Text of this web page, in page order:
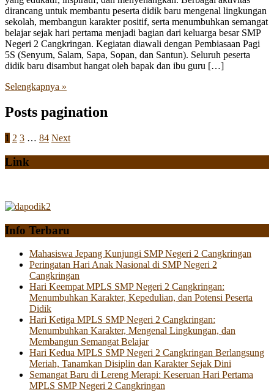
dirancang untuk membantu peserta didik baru mengenal lingkungan
sekolah, membangun karakter positif, serta menumbuhkan semangat
belajar sejak hari pertama menjadi bagian dari keluarga besar SMP
Negeri 2 Cangkringan. Kegiatan diawali dengan Pembiasaan Pagi
5S (Senyum, Salam, Sapa, Sopan, dan Santun). Seluruh peserta
didik baru disambut hangat oleh bapak dan ibu guru […]
Selengkapnya »
Posts pagination
1 2 3 … 84 Next
Link
Info Terbaru
Mahasiswa Jepang Kunjungi SMP Negeri 2 Cangkringan
Peringatan Hari Anak Nasional di SMP Negeri 2
Cangkringan
Hari Keempat MPLS SMP Negeri 2 Cangkringan:
Menumbuhkan Karakter, Kepedulian, dan Potensi Peserta
Didik
Hari Ketiga MPLS SMP Negeri 2 Cangkringan:
Menumbuhkan Karakter, Mengenal Lingkungan, dan
Membangun Semangat Belajar
Hari Kedua MPLS SMP Negeri 2 Cangkringan Berlangsung
Meriah, Tanamkan Disiplin dan Karakter Sejak Dini
Semangat Baru di Lereng Merapi: Keseruan Hari Pertama
MPLS SMP Negeri 2 Cangkringan